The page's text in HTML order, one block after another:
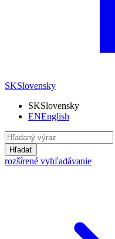
SKSlovensky
SKSlovensky
ENEnglish
Hľadať
rozšírené vyhľadávanie